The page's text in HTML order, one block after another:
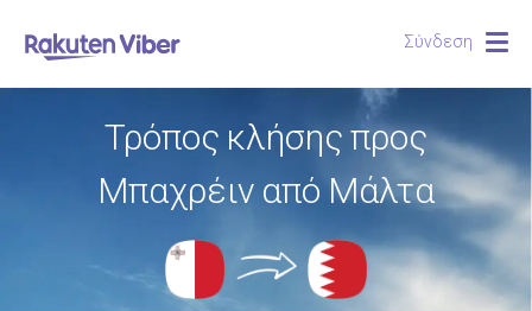
Σύνδεση
Τρόπος κλήσης προς
Μπαχρέιν από Μάλτα